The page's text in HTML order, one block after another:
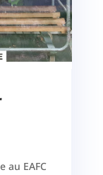
au EAFC